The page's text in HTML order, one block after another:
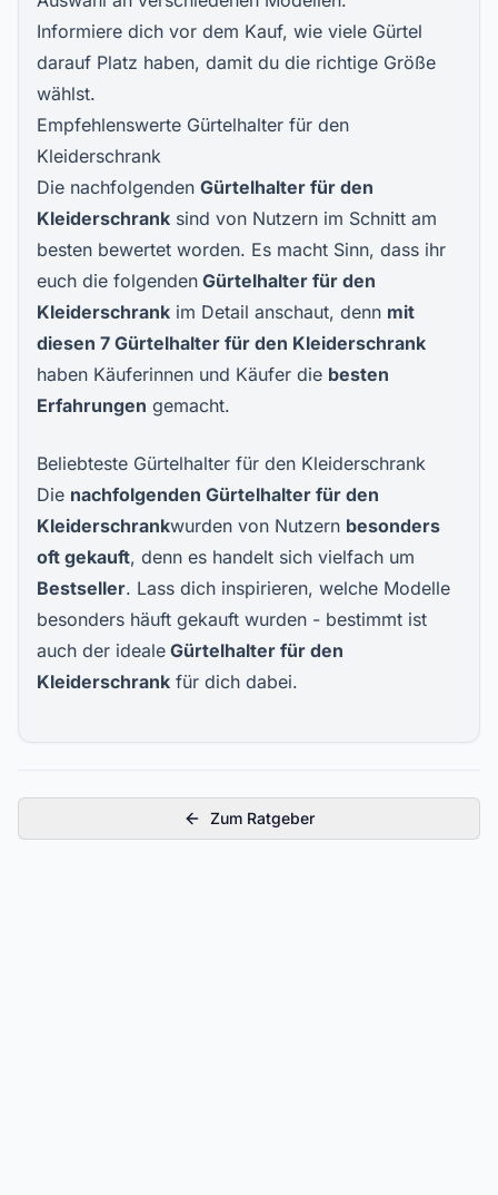
Informiere dich vor dem Kauf, wie viele Gürtel
darauf Platz haben, damit du die richtige Größe
wählst.
Empfehlenswerte Gürtelhalter für den
Kleiderschrank
Die nachfolgenden Gürtelhalter für den
Kleiderschrank sind von Nutzern im Schnitt am
besten bewertet worden. Es macht Sinn, dass ihr
euch die folgenden Gürtelhalter für den
Kleiderschrank im Detail anschaut, denn mit
diesen 7 Gürtelhalter für den Kleiderschrank
haben Käuferinnen und Käufer die besten
Erfahrungen gemacht.
Beliebteste Gürtelhalter für den Kleiderschrank
Die nachfolgenden Gürtelhalter für den
Kleiderschrankwurden von Nutzern besonders
oft gekauft, denn es handelt sich vielfach um
Bestseller. Lass dich inspirieren, welche Modelle
besonders häuft gekauft wurden - bestimmt ist
auch der ideale Gürtelhalter für den
Kleiderschrank für dich dabei.
Zum Ratgeber